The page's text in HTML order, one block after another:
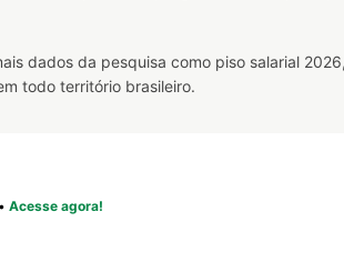
dados da pesquisa como piso salarial
todo território brasileiro.
• Acesse agora!